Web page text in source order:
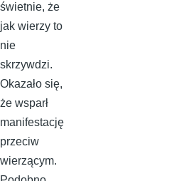
świetnie, że
jak wierzy to
nie
skrzywdzi.
Okazało się,
że wsparł
manifestację
przeciw
wierzącym.